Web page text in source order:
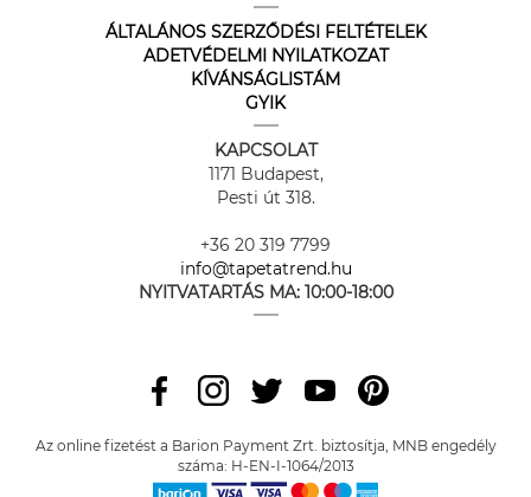
ÁLTALÁNOS SZERZŐDÉSI FELTÉTELEK
ADETVÉDELMI NYILATKOZAT
KÍVÁNSÁGLISTÁM
GYIK
KAPCSOLAT
1171 Budapest,
Pesti út 318.
+36 20 319 7799
info@tapetatrend.hu
NYITVATARTÁS MA: 10:00-18:00
Az online fizetést a Barion Payment Zrt. biztosítja, MNB engedély
száma: H-EN-I-1064/2013